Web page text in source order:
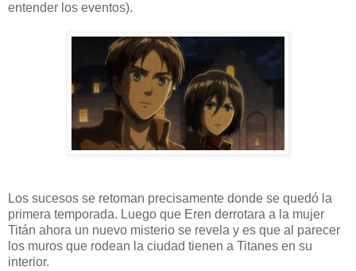
entender los eventos).
Los sucesos se retoman precisamente donde se quedó la
primera temporada. Luego que Eren derrotara a la mujer
Titán ahora un nuevo misterio se revela y es que al parecer
los muros que rodean la ciudad tienen a Titanes en su
interior.